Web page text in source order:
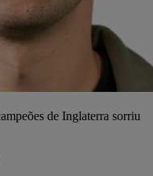
de Inglaterra sorriu